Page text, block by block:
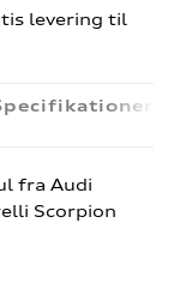
levering til
fra Audi
Scorpion